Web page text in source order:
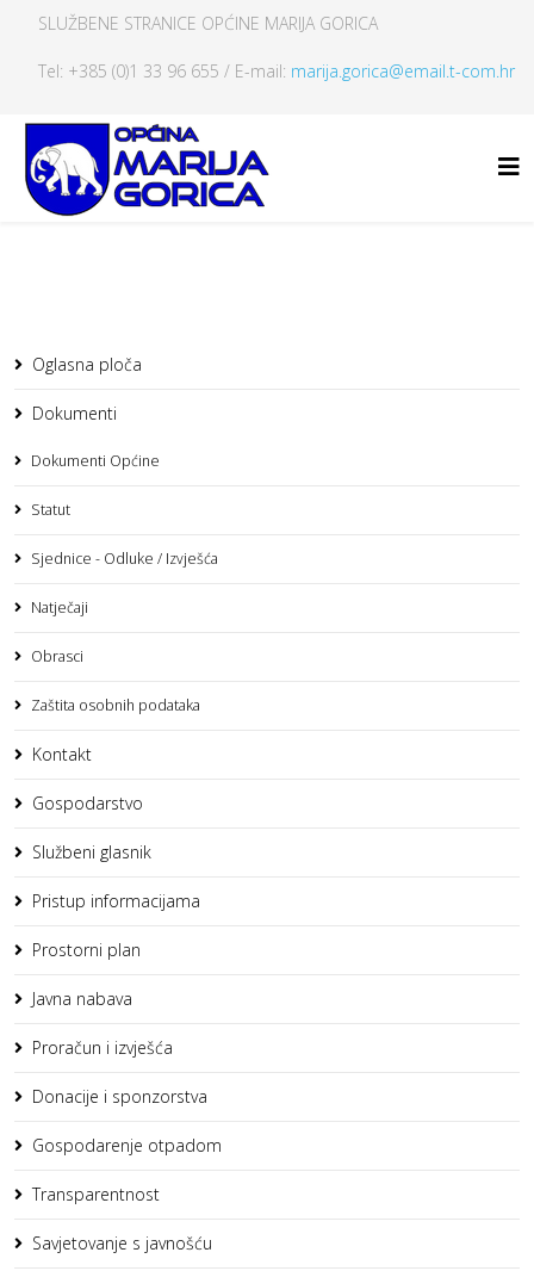
SLUŽBENE STRANICE OPĆINE MARIJA GORICA
Tel: +385 (0)1 33 96 655 / E-mail: marija.gorica@email.t-com.hr
Oglasna ploča
Dokumenti
Dokumenti Općine
Statut
Sjednice - Odluke / Izvješća
Natječaji
Obrasci
Zaštita osobnih podataka
Kontakt
Gospodarstvo
Službeni glasnik
Pristup informacijama
Prostorni plan
Javna nabava
Proračun i izvješća
Donacije i sponzorstva
Gospodarenje otpadom
Transparentnost
Savjetovanje s javnošću